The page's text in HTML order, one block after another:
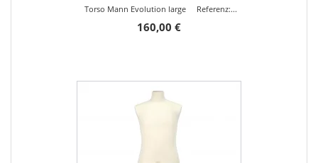
Torso Mann Evolution large Referenz:...
160,00 €